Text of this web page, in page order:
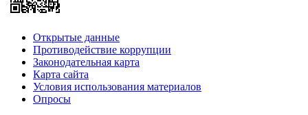
Открытые данные
Противодействие коррупции
Законодательная карта
Карта сайта
Условия использования материалов
Опросы